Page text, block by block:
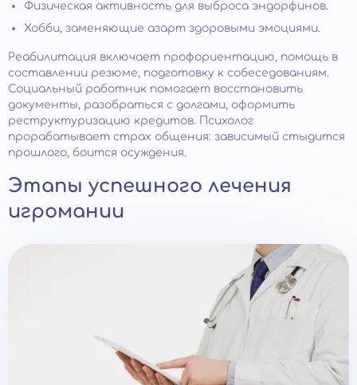
Физическая активность для выброса эндорфинов.
Хобби, заменяющие азарт здоровыми эмоциями.
Реабилитация включает профориентацию, помощь в
составлении резюме, подготовку к собеседованиям.
Социальный работник помогает восстановить
документы, разобраться с долгами, оформить
реструктуризацию кредитов. Психолог
прорабатывает страх общения: зависимый стыдится
прошлого, боится осуждения.
Этапы успешного лечения
игромании